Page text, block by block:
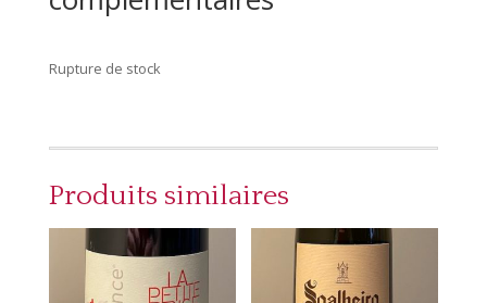
Rupture de stock
Produits similaires